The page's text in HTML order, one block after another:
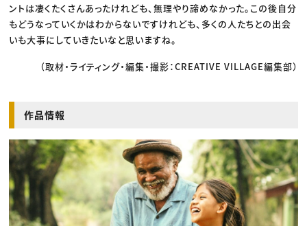
ントは凄くたくさんあったけれども、無理やり諦めなかった。この後自分
もどうなっていくかはわからないですけれども、多くの人たちとの出会
いも大事にしていきたいなと思いますね。
（取材・ライティング・編集・撮影：CREATIVE VILLAGE編集部）
作品情報